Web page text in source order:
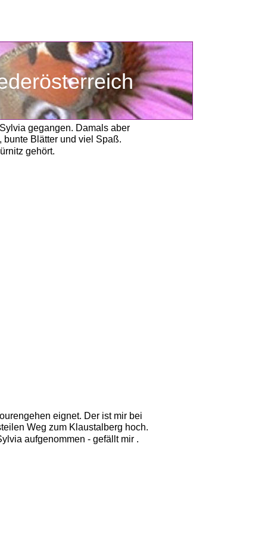
gegangen. Damals aber
Blätter und viel Spaß.
gehört.
eignet. Der ist mir bei
Weg zum Klaustalberg hoch.
aufgenommen - gefällt mir .